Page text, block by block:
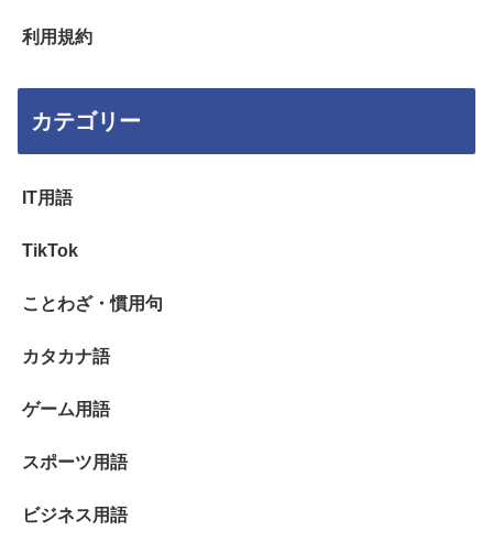
利用規約
カテゴリー
IT用語
TikTok
ことわざ・慣用句
カタカナ語
ゲーム用語
スポーツ用語
ビジネス用語